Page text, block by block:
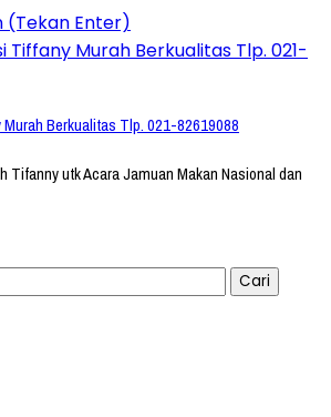
(Tekan Enter)
Berkualitas Tlp. 021-82619088
Tifanny utk Acara Jamuan Makan Nasional dan